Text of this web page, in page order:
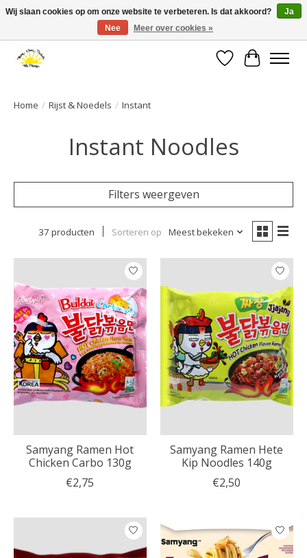
Large selection of products and fast shipping!
Verlanglijst
Home / Rijst & Noedels / Instant
Instant Noodles
Filters weergeven
37 producten Sorteren op Meest bekeken
Samyang Ramen Hot
Chicken Carbo 130g
€2,75
Samyang Ramen Hete
Kip Noodles 140g
€2,50
Wij slaan cookies op om onze website te verbeteren. Is dat akkoord?
Ja
Nee
Meer over cookies »